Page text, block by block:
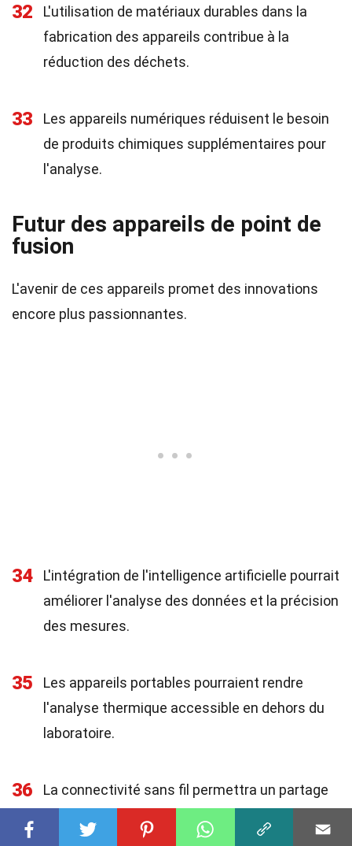
32
L'utilisation de matériaux durables dans la
fabrication des appareils contribue à la
réduction des déchets.
33
Les appareils numériques réduisent le besoin
de produits chimiques supplémentaires pour
l'analyse.
Futur des appareils de point de
fusion
L'avenir de ces appareils promet des innovations
encore plus passionnantes.
34
L'intégration de l'intelligence artificielle pourrait
améliorer l'analyse des données et la précision
des mesures.
35
Les appareils portables pourraient rendre
l'analyse thermique accessible en dehors du
laboratoire.
36
La connectivité sans fil permettra un partage